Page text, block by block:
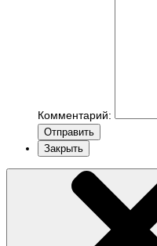
Комментарий:
Отправить
Закрыть